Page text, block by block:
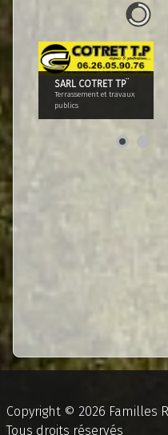
SARL COTRET TP¨
Terrassement et travaux
publics
Copyright © 2026 Familles
Tous droits réservés